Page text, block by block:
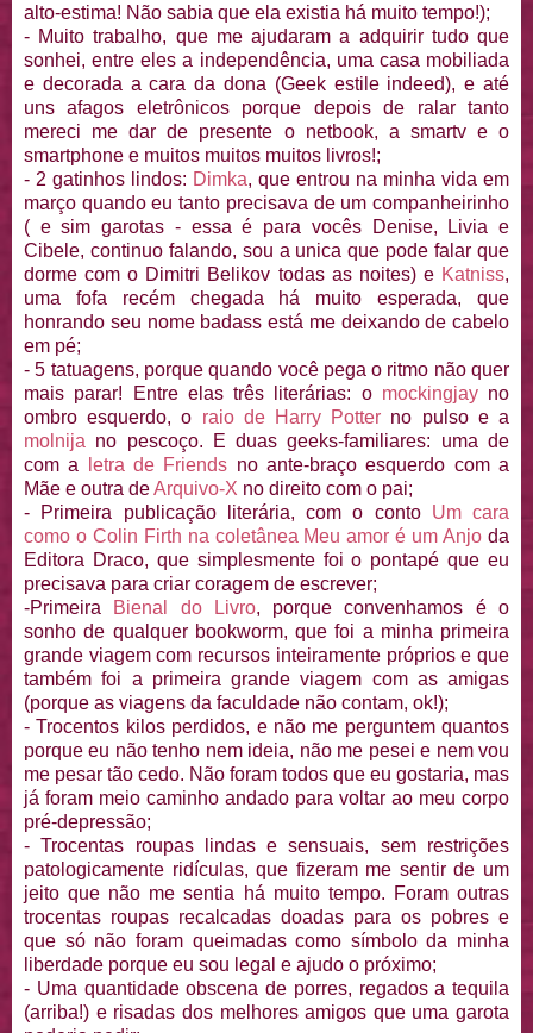
alto-estima! Não sabia que ela existia há muito tempo!);
- Muito trabalho, que me ajudaram a adquirir tudo que
sonhei, entre eles a independência, uma casa mobiliada
e decorada a cara da dona (Geek estile indeed), e até
uns afagos eletrônicos porque depois de ralar tanto
mereci me dar de presente o netbook, a smartv e o
smartphone e muitos muitos muitos livros!;
- 2 gatinhos lindos: Dimka, que entrou na minha vida em
março quando eu tanto precisava de um companheirinho
( e sim garotas - essa é para vocês Denise, Livia e
Cibele, continuo falando, sou a unica que pode falar que
dorme com o Dimitri Belikov todas as noites) e Katniss,
uma fofa recém chegada há muito esperada, que
honrando seu nome badass está me deixando de cabelo
em pé;
- 5 tatuagens, porque quando você pega o ritmo não quer
mais parar! Entre elas três literárias: omockingjay no
ombro esquerdo, o raio de Harry Potter no pulso e a
molnija no pescoço. E duas geeks-familiares: uma de
com a letra de Friends no ante-braço esquerdo com a
Mãe e outra deArquivo-X no direito com o pai;
- Primeira publicação literária, com o contoUm cara
como o Colin Firth na coletânea Meu amor é um Anjo da
Editora Draco, que simplesmente foi o pontapé que eu
precisava para criar coragem de escrever;
-Primeira Bienal do Livro, porque convenhamos é o
sonho de qualquer bookworm, que foi a minha primeira
grande viagem com recursos inteiramente próprios e que
também foi a primeira grande viagem com as amigas
(porque as viagens da faculdade não contam, ok!);
- Trocentos kilos perdidos, e não me perguntem quantos
porque eu não tenho nem ideia, não me pesei e nem vou
me pesar tão cedo. Não foram todos que eu gostaria, mas
já foram meio caminho andado para voltar ao meu corpo
pré-depressão;
- Trocentas roupas lindas e sensuais, sem restrições
patologicamente ridículas, que fizeram me sentir de um
jeito que não me sentia há muito tempo. Foram outras
trocentas roupas recalcadas doadas para os pobres e
que só não foram queimadas como símbolo da minha
liberdade porque eu sou legal e ajudo o próximo;
- Uma quantidade obscena de porres, regados a tequila
(arriba!) e risadas dos melhores amigos que uma garota